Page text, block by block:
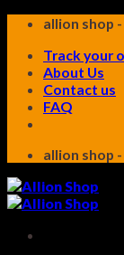
Skip
content
allion shop
Track your
About Us
Contact us
FAQ
allion shop